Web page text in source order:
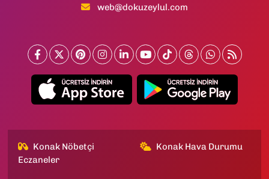
web@dokuzeylul.com
Konak Nöbetçi
Eczaneler
Konak Hava Durumu